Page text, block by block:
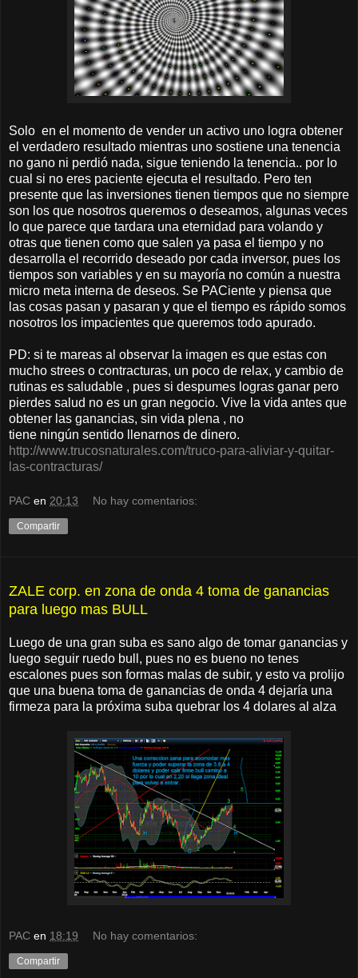
Solo en el momento de vender un activo uno logra obtener
el verdadero resultado mientras uno sostiene una tenencia
no gano ni perdió nada, sigue teniendo la tenencia.. por lo
cual si no eres paciente ejecuta el resultado. Pero ten
presente que las inversiones tienen tiempos que no siempre
son los que nosotros queremos o deseamos, algunas veces
lo que parece que tardara una eternidad para volando y
otras que tienen como que salen ya pasa el tiempo y no
desarrolla el recorrido deseado por cada inversor, pues los
tiempos son variables y en su mayoría no común a nuestra
micro meta interna de deseos. Se PACiente y piensa que
las cosas pasan y pasaran y que el tiempo es rápido somos
nosotros los impacientes que queremos todo apurado.
PD: si te mareas al observar la imagen es que estas con
mucho strees o contracturas, un poco de relax, y cambio de
rutinas es saludable , pues si despumes logras ganar pero
pierdes salud no es un gran negocio. Vive la vida antes que
obtener las ganancias, sin vida plena , no
tiene ningún sentido llenarnos de dinero.
http://www.trucosnaturales.com/truco-para-aliviar-y-quitar-
las-contracturas/
PAC en 20:13 No hay comentarios:
Compartir
ZALE corp. en zona de onda 4 toma de ganancias
para luego mas BULL
Luego de una gran suba es sano algo de tomar ganancias y
luego seguir ruedo bull, pues no es bueno no tenes
escalones pues son formas malas de subir, y esto va prolijo
que una buena toma de ganancias de onda 4 dejaría una
firmeza para la próxima suba quebrar los 4 dolares al alza
PAC en 18:19 No hay comentarios:
Compartir